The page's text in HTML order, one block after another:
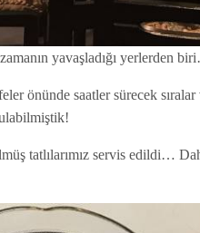
yavaşladığı yerlerden
önünde saatler sürecek
tatlılarımız servis edildi…